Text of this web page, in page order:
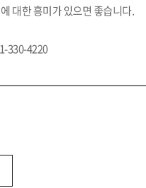
대한 흥미가 있으면 좋습니다.
330-4220